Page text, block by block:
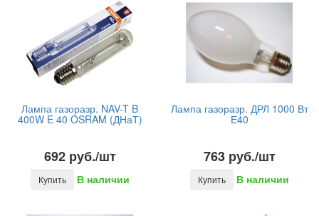
Лампа газоразр. NAV-T B
400W E 40 OSRAM (ДНаТ)
692 руб./шт
Купить В наличии
Лампа газоразр. ДРЛ 1000 Вт
Е40
763 руб./шт
Купить В наличии